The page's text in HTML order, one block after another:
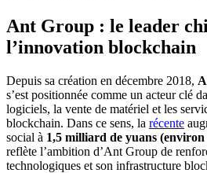
Ant Group : le leader
l’innovation blockchain
Depuis sa création en décembre 2018,
s’est positionnée comme un acteur clé
logiciels, la vente de matériel et les
blockchain. Dans ce sens, la récente
social à 1,5 milliard de yuans
reflète l’ambition d’Ant Group de
technologiques et son infrastructure